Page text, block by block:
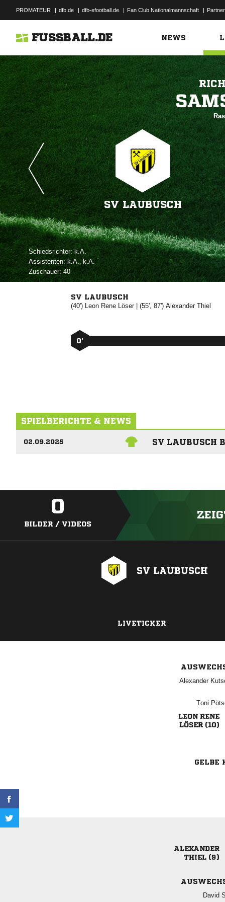
PROMATEUR | dfb.de | dfb-efootball.de | Fan Club Nationalmannschaft | Partner
FUSSBALL.DE NEWS
SV LAUBUSCH
Schiedsrichter:
Assistenten:, 
Zuschauer:40
SV LAUBUSCH
(40')  | (55', 87') 
0’
SPIELBERICHTE & NEWS
02.09.2025 SV LAUBUSCH
0
BILDER / VIDEOS
SV LAUBUSCH
LIVETICKER


 
 
GELBE

 
